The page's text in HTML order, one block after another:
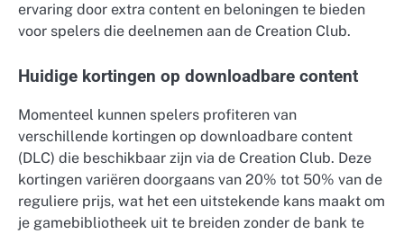
ervaring door extra content en beloningen te bieden
voor spelers die deelnemen aan de Creation Club.
Huidige kortingen op downloadbare content
Momenteel kunnen spelers profiteren van
verschillende kortingen op downloadbare content
(DLC) die beschikbaar zijn via de Creation Club. Deze
kortingen variëren doorgaans van 20% tot 50% van de
reguliere prijs, wat het een uitstekende kans maakt om
je gamebibliotheek uit te breiden zonder de bank te